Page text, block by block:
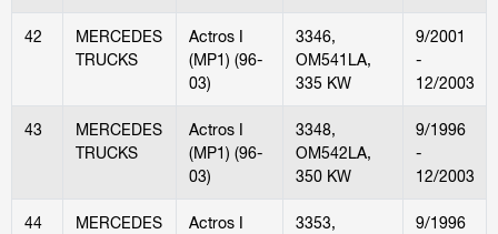
42
MERCEDES
TRUCKS
Actros I
(MP1) (96-
03)
3346,
OM541LA,
335 KW
9/2001
-
12/2003
43
MERCEDES
TRUCKS
Actros I
(MP1) (96-
03)
3348,
OM542LA,
350 KW
9/1996
-
12/2003
44
MERCEDES
Actros I
3353,
9/1996